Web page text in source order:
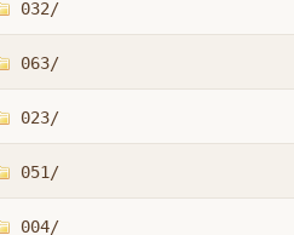
032/
063/
023/
051/
004/